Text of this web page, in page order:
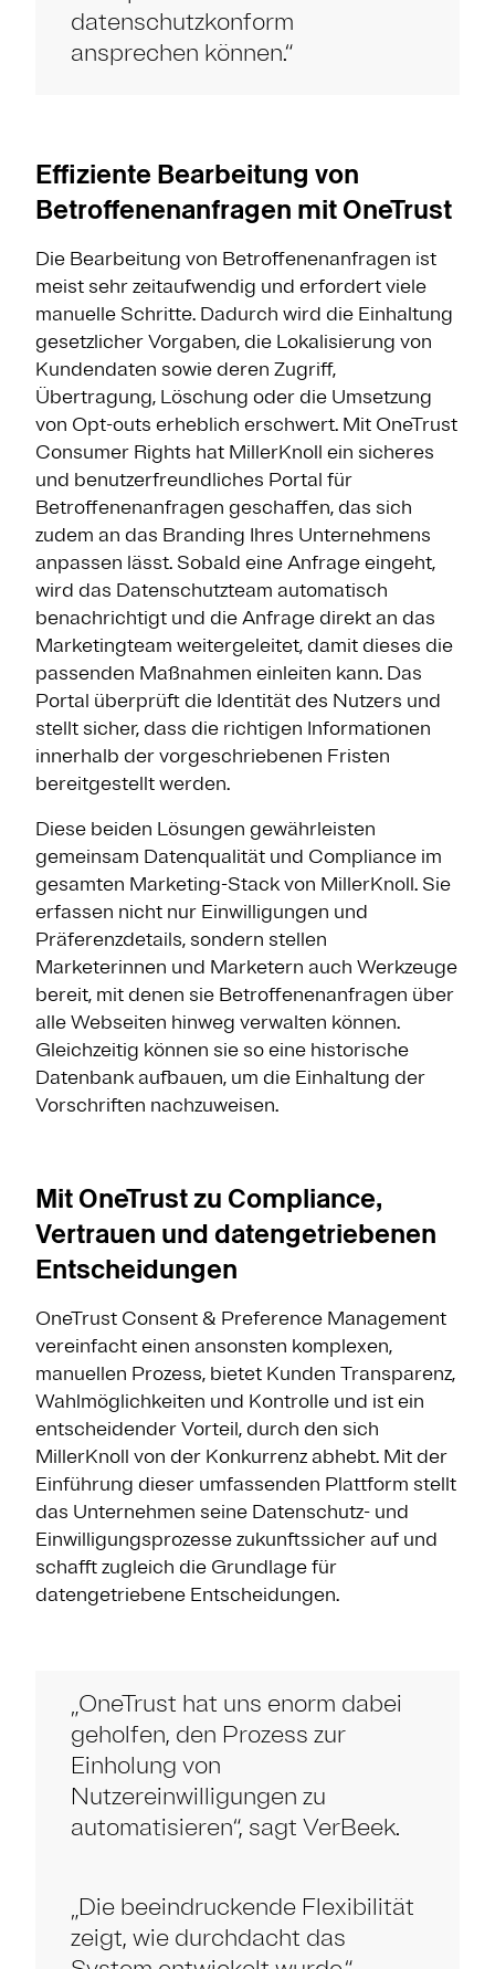
datenschutzkonform
ansprechen können.“
Effiziente Bearbeitung von
Betroffenenanfragen mit OneTrust
Die Bearbeitung von Betroffenenanfragen ist
meist sehr zeitaufwendig und erfordert viele
manuelle Schritte. Dadurch wird die Einhaltung
gesetzlicher Vorgaben, die Lokalisierung von
Kundendaten sowie deren Zugriff,
Übertragung, Löschung oder die Umsetzung
von Opt-outs erheblich erschwert. Mit OneTrust
Consumer Rights hat MillerKnoll ein sicheres
und benutzerfreundliches Portal für
Betroffenenanfragen geschaffen, das sich
zudem an das Branding Ihres Unternehmens
anpassen lässt. Sobald eine Anfrage eingeht,
wird das Datenschutzteam automatisch
benachrichtigt und die Anfrage direkt an das
Marketingteam weitergeleitet, damit dieses die
passenden Maßnahmen einleiten kann. Das
Portal überprüft die Identität des Nutzers und
stellt sicher, dass die richtigen Informationen
innerhalb der vorgeschriebenen Fristen
bereitgestellt werden.
Diese beiden Lösungen gewährleisten
gemeinsam Datenqualität und Compliance im
gesamten Marketing-Stack von MillerKnoll. Sie
erfassen nicht nur Einwilligungen und
Präferenzdetails, sondern stellen
Marketerinnen und Marketern auch Werkzeuge
bereit, mit denen sie Betroffenenanfragen über
alle Webseiten hinweg verwalten können.
Gleichzeitig können sie so eine historische
Datenbank aufbauen, um die Einhaltung der
Vorschriften nachzuweisen.
Mit OneTrust zu Compliance,
Vertrauen und datengetriebenen
Entscheidungen
OneTrust Consent & Preference Management
vereinfacht einen ansonsten komplexen,
manuellen Prozess, bietet Kunden Transparenz,
Wahlmöglichkeiten und Kontrolle und ist ein
entscheidender Vorteil, durch den sich
MillerKnoll von der Konkurrenz abhebt. Mit der
Einführung dieser umfassenden Plattform stellt
das Unternehmen seine Datenschutz- und
Einwilligungsprozesse zukunftssicher auf und
schafft zugleich die Grundlage für
datengetriebene Entscheidungen.
„OneTrust hat uns enorm dabei
geholfen, den Prozess zur
Einholung von
Nutzereinwilligungen zu
automatisieren“, sagt VerBeek.
„Die beeindruckende Flexibilität
zeigt, wie durchdacht das